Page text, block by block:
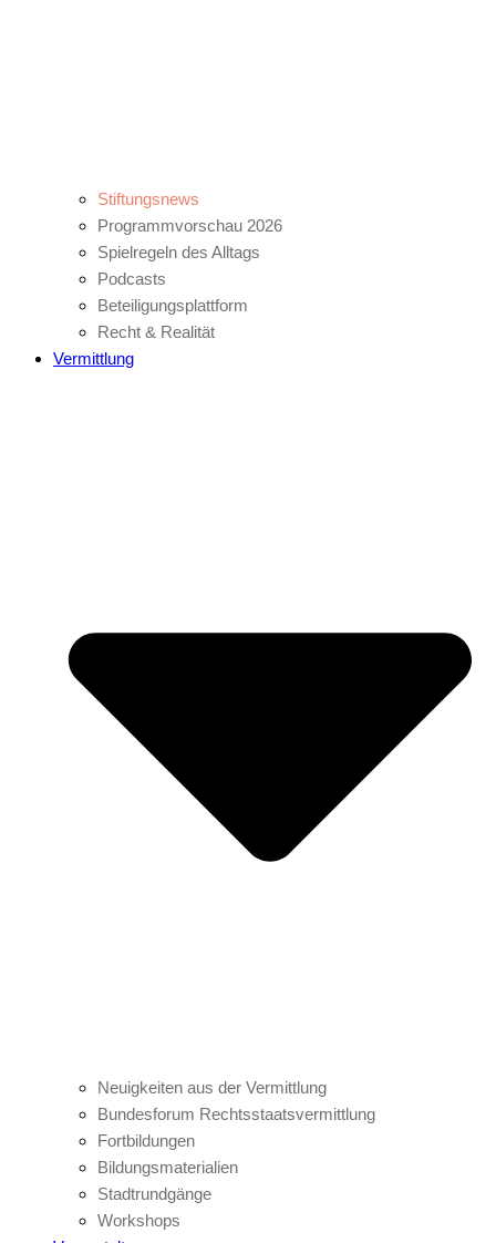
Stiftungsnews
Programmvorschau 2026
Spielregeln des Alltags
Podcasts
Beteiligungsplattform
Recht & Realität
Vermittlung
Neuigkeiten aus der Vermittlung
Bundesforum Rechtsstaatsvermittlung
Fortbildungen
Bildungsmaterialien
Stadtrundgänge
Workshops